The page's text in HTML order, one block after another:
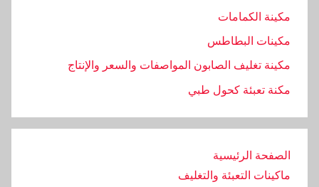
مكينة الكمامات
مكينات البطاطس
مكينة تغليف الصابون المواصفات والسعر والإنتاج
مكنة تعبئة كحول طبي
الصفحة الرئيسية
ماكينات التعبئة والتغليف